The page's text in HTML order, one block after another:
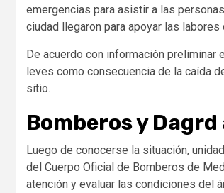
emergencias para asistir a las
ciudad llegaron para apoyar las
De acuerdo con información
leves como consecuencia de la caída
sitio.
Bomberos y
Luego de conocerse la situación,
del Cuerpo Oficial de Bomberos de
atención y evaluar las condiciones del